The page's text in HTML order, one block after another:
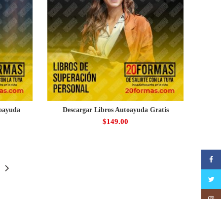
Descargar Libros Autoayuda Gratis
$149.00